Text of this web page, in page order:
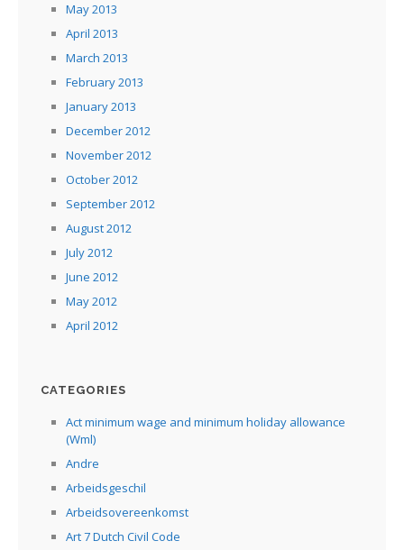
May 2013
April 2013
March 2013
February 2013
January 2013
December 2012
November 2012
October 2012
September 2012
August 2012
July 2012
June 2012
May 2012
April 2012
CATEGORIES
Act minimum wage and minimum holiday allowance
(Wml)
Andre
Arbeidsgeschil
Arbeidsovereenkomst
Art 7 Dutch Civil Code